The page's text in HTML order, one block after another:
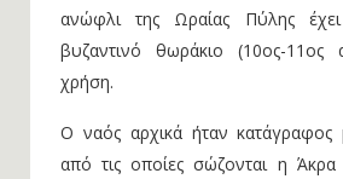
ανώφλι της Ωραίας Πύλης έχει
βυζαντινό θωράκιο (10ος-11ος
χρήση.
Ο ναός αρχικά ήταν κατάγραφος
από τις οποίες σώζονται η